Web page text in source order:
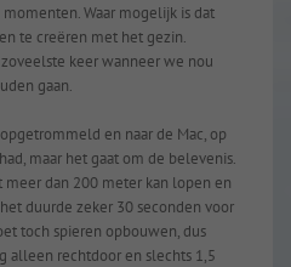
Waar mogelijk is dat
te creëren met het gezin.
keer wanneer we nou
gaan.
en naar de Mac, op
maar het gaat om de belevenis.
dan 200 meter kan lopen en
duurde zeker 30 seconden voor
toch spieren opbouwen, dus
alleen rechtdoor en slechts 1,5